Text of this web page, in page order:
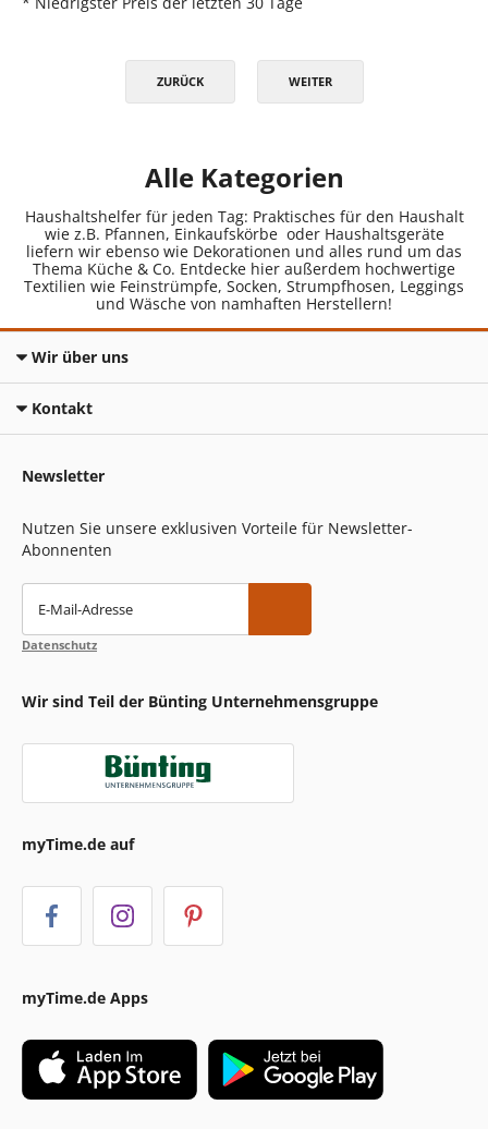
ZURÜCK WEITER
Alle Kategorien
Haushaltshelfer für jeden Tag: Praktisches für den Haushalt
wie z.B. Pfannen, Einkaufskörbe oder Haushaltsgeräte
liefern wir ebenso wie Dekorationen und alles rund um das
Thema Küche & Co. Entdecke hier außerdem hochwertige
Textilien wie Feinstrümpfe, Socken, Strumpfhosen, Leggings
und Wäsche von namhaften Herstellern!
Wir über uns
Kontakt
Newsletter
Nutzen Sie unsere exklusiven Vorteile für Newsletter-
Abonnenten
E-Mail-Adresse
Datenschutz
Wir sind Teil der Bünting Unternehmensgruppe
myTime.de auf
myTime.de Apps